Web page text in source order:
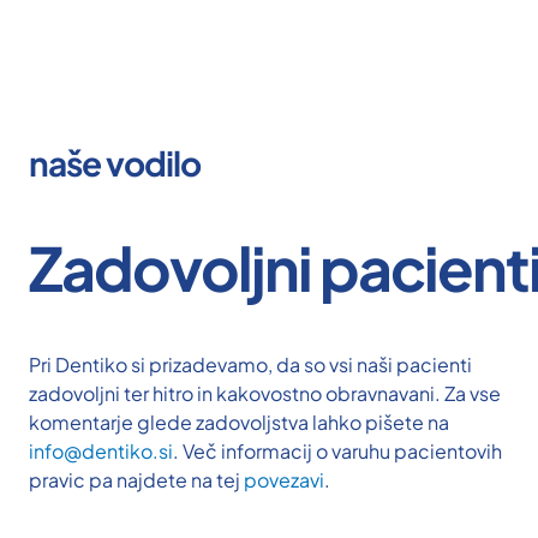
naše vodilo
Zadovoljni
Pri Dentiko si prizadevamo, da so vsi naši pacienti
zadovoljni ter hitro in kakovostno obravnavani. Za vse
komentarje glede zadovoljstva lahko pišete na
info@dentiko.si. Več informacij o varuhu pacientovih
pravic pa najdete na tej povezavi.